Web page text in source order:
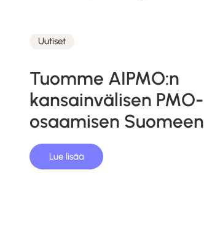
Uutiset
Tuomme AIPMO:n
kansainvälisen PMO-
osaamisen Suomeen
Lue lisää